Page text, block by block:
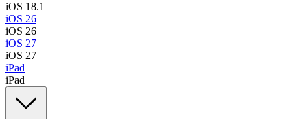
iOS 18.1
iOS 26
iOS 26
iOS 27
iOS 27
iPad
iPad